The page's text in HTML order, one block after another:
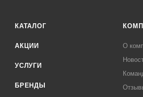
КАТАЛОГ
АКЦИИ
УСЛУГИ
БРЕНДЫ
О